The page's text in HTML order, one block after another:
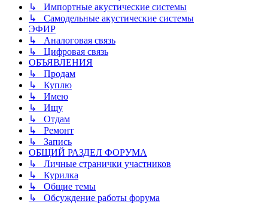
↳ Импортные акустические системы
↳ Самодельные акустические системы
ЭФИР
↳ Аналоговая связь
↳ Цифровая связь
ОБЪЯВЛЕНИЯ
↳ Продам
↳ Куплю
↳ Имею
↳ Ищу
↳ Отдам
↳ Ремонт
↳ Запись
ОБЩИЙ РАЗДЕЛ ФОРУМА
↳ Личные странички участников
↳ Курилка
↳ Общие темы
↳ Обсуждение работы форума